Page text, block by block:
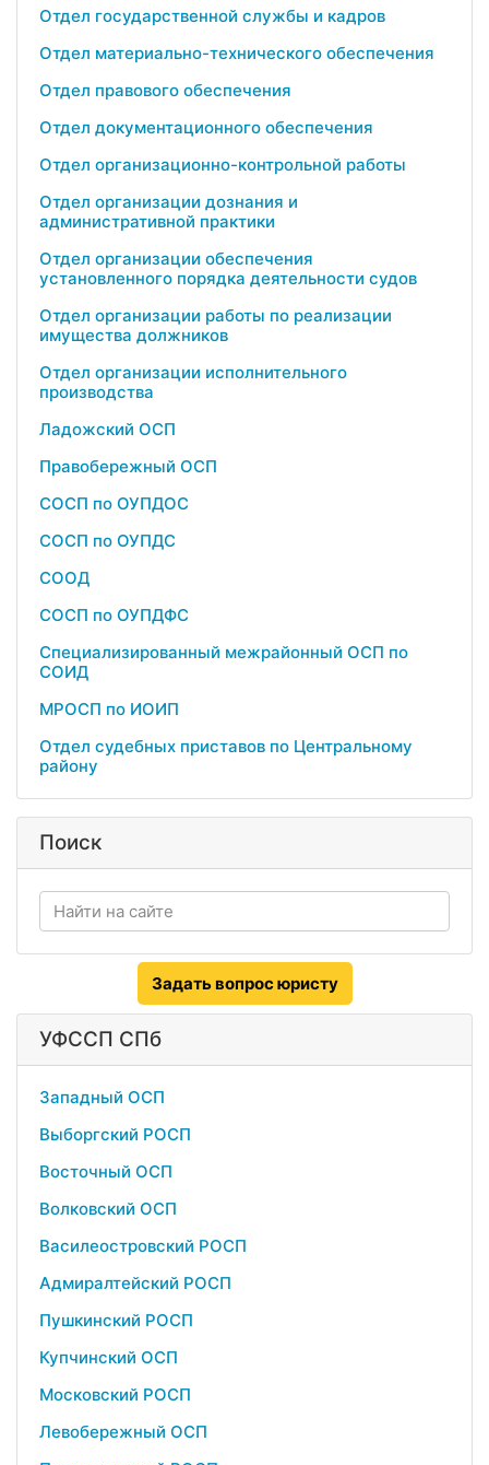
Отдел государственной службы и кадров
Отдел материально-технического обеспечения
Отдел правового обеспечения
Отдел документационного обеспечения
Отдел организационно-контрольной работы
Отдел организации дознания и
административной практики
Отдел организации обеспечения
установленного порядка деятельности судов
Отдел организации работы по реализации
имущества должников
Отдел организации исполнительного
производства
Ладожский ОСП
Правобережный ОСП
СОСП по ОУПДОС
СОСП по ОУПДС
СООД
СОСП по ОУПДФС
Специализированный межрайонный ОСП по
СОИД
МРОСП по ИОИП
Отдел судебных приставов по Центральному
району
Поиск
Задать вопрос юристу
УФССП СПб
Западный ОСП
Выборгский РОСП
Восточный ОСП
Волковский ОСП
Василеостровский РОСП
Адмиралтейский РОСП
Пушкинский РОСП
Купчинский ОСП
Московский РОСП
Левобережный ОСП